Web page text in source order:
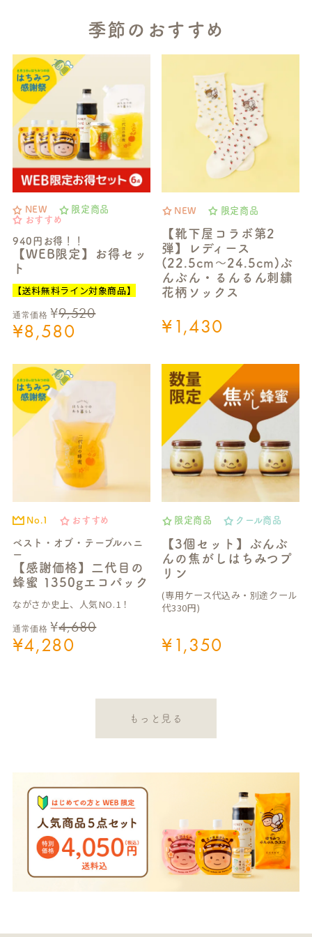
季節のおすすめ
NEW
限定商品
おすすめ
940円お得！！
【WEB限定】お得セッ
ト
【送料無料ライン対象商品】
通常価格 ¥9,520
¥8,580
NEW 限定商品
【靴下屋コラボ第2
弾】レディース
(22.5cm～24.5cm)ぶ
んぶん・るんるん刺繍
花柄ソックス
¥1,430
No.1 おすすめ
ベスト・オブ・テーブルハニ
ー
【感謝価格】二代目の
蜂蜜 1350gエコパック
ながさか史上、人気NO.1！
通常価格 ¥4,680
¥4,280
限定商品 クール商品
【3個セット】ぶんぶ
んの焦がしはちみつプ
リン
(専用ケース代込み・別途クール
代330円)
¥1,350
もっと見る